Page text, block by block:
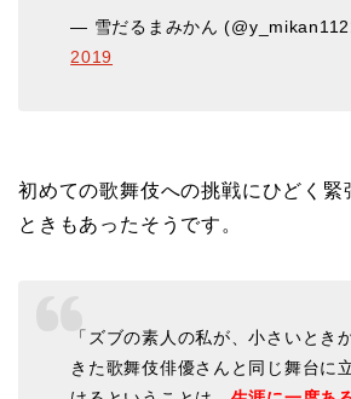
— 雪だるまみかん
2019
初めての歌舞伎への挑戦にひどく緊
ときもあったそうです。
「ズブの素人の私が、小さいとき
きた歌舞伎俳優さんと同じ舞台に